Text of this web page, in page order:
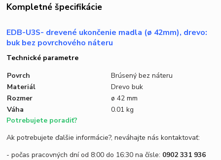
Kompletné špecifikácie
EDB-U3S- drevené ukončenie madla (ø 42mm), drevo:
buk bez povrchového náteru
Technické parametre
Povrch
Brúsený bez náteru
Materiál
Drevo buk
Rozmer
ø 42 mm
Váha
0.01 kg
Potrebujete poradiť?
Ak potrebujete ďalšie informácie?, neváhajte nás kontaktovať:
- počas pracovných dní od 8:00 do 16:30 na čísle: 0902 331 936